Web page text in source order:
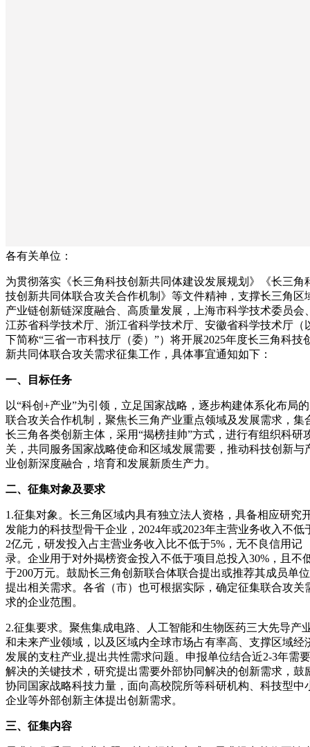
各有关单位：
为贯彻落实《长三角科技创新共同体建设发展规划》《长三角
技创新共同体联合攻关合作机制》等文件精神，支撑长三角区
产业链创新链深度融合、高质量发展，上海市科学技术委员会
江苏省科学技术厅、浙江省科学技术厅、安徽省科学技术厅（
下简称“三省一市科技厅（委）”）将开展2025年度长三角科技
新共同体联合攻关需求征集工作，具体事宜通知如下：
一、目标任务
以“科创+产业”为引领，立足国家战略，逐步构建体系化布局的
联合攻关合作机制，聚焦长三角产业重点领域及发展需求，集
长三角各类创新主体，采用“揭榜挂帅”方式，进行有组织科研
关，共同服务国家战略使命和区域发展需要，推动科技创新与
业创新深度融合，培育和发展新质生产力。
二、征集对象及要求
1.征集对象。长三角区域内具有独立法人资格，具备相应研究
发能力的科技型骨干企业，2024年或2023年主营业务收入不低
2亿元，研发投入占主营业务收入比不低于5%，无不良信用记
录。企业用于对外揭榜资金投入不低于项目总投入30%，且不
于200万元。鼓励长三角创新联合体联合提出或推荐其成员单位
提出相关需求。各省（市）也可根据实际，确定征集联合攻关
求的企业范围。
2.征集要求。聚焦集成电路、人工智能和生物医药三大先导产
和未来产业领域，以及区域内全球市场占有率高、支撑区域经
发展的支柱产业,提出共性需求问题。申报单位结合近2-3年需要
解决的关键技术，研究提出需要外部协同解决的创新需求，鼓
协同国家战略科技力量，面向高校院所等科研机构、科技型中
企业等外部创新主体提出创新需求。
三、征集内容